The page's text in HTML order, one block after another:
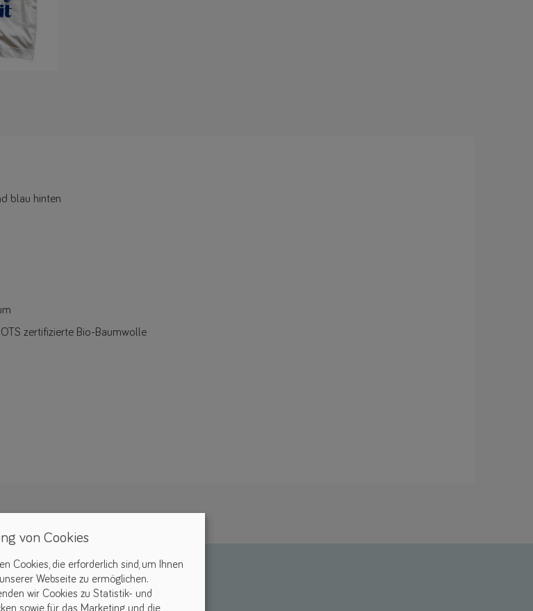
blau hinten
zertifizierte Bio-Baumwolle
von Cookies
Cookies, die erforderlich sind, um Ihnen
Webseite zu ermöglichen.
wir Cookies zu Statistik- und
sowie für das Marketing und die